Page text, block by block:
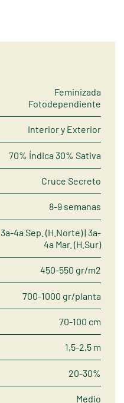
Feminizada
Fotodependiente
Interior y Exterior
70% Índica 30% Sativa
Cruce Secreto
8-9 semanas
3a-4a Sep. (H.Norte) | 3a-
4a Mar. (H.Sur)
450-550 gr/m2
700-1000 gr/planta
70-100 cm
1,5-2,5 m
20-30%
Medio